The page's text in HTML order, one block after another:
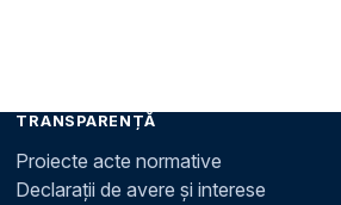
TRANSPARENȚĂ
Proiecte acte normative
Declarații de avere și interese